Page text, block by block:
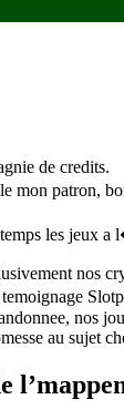
de credits.
mon patron,
les jeux a
nos
nos
au sujet